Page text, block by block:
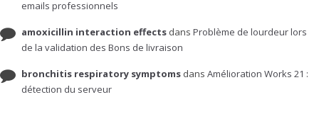
emails professionnels
amoxicillin interaction effects dans Problème de lourdeur lors
de la validation des Bons de livraison
bronchitis respiratory symptoms dans Amélioration Works 21 :
détection du serveur